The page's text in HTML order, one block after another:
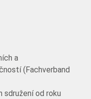
a
(Fachverband
sdružení od roku